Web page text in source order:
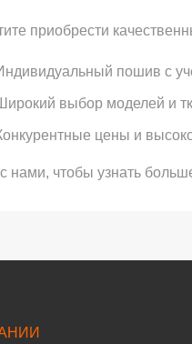
приобрести
пошив с
выбор моделей и
цены и
нами, чтобы узнать